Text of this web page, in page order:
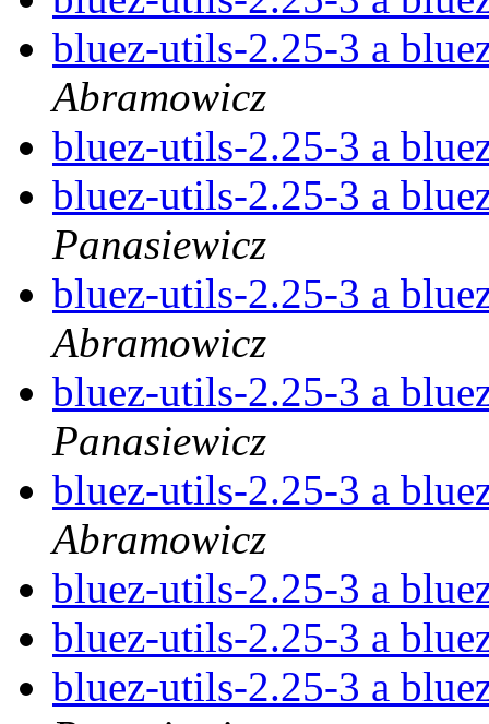
bluez-utils-2.25-3 a
Abramowicz
bluez-utils-2.25-3 a
bluez-utils-2.25-3 a
Panasiewicz
bluez-utils-2.25-3 a
Abramowicz
bluez-utils-2.25-3 a
Panasiewicz
bluez-utils-2.25-3 a
Abramowicz
bluez-utils-2.25-3 a
bluez-utils-2.25-3 a
bluez-utils-2.25-3 a